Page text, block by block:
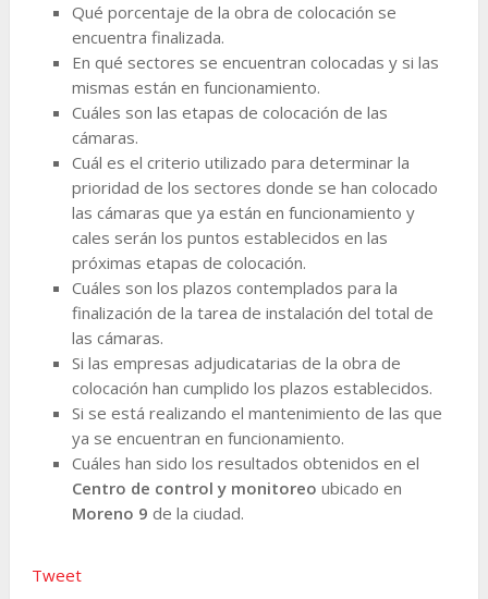
Qué porcentaje de la obra de colocación se
encuentra finalizada.
En qué sectores se encuentran colocadas y si las
mismas están en funcionamiento.
Cuáles son las etapas de colocación de las
cámaras.
Cuál es el criterio utilizado para determinar la
prioridad de los sectores donde se han colocado
las cámaras que ya están en funcionamiento y
cales serán los puntos establecidos en las
próximas etapas de colocación.
Cuáles son los plazos contemplados para la
finalización de la tarea de instalación del total de
las cámaras.
Si las empresas adjudicatarias de la obra de
colocación han cumplido los plazos establecidos.
Si se está realizando el mantenimiento de las que
ya se encuentran en funcionamiento.
Cuáles han sido los resultados obtenidos en el
Centro de control y monitoreo ubicado en
Moreno 9 de la ciudad.
Tweet